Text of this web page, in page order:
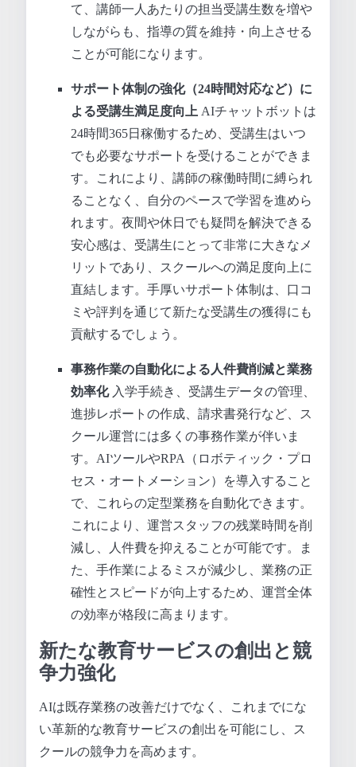
て、講師一人あたりの担当受講生数を増や
しながらも、指導の質を維持・向上させる
ことが可能になります。
サポート体制の強化（24時間対応など）に
よる受講生満足度向上 AIチャットボットは
24時間365日稼働するため、受講生はいつ
でも必要なサポートを受けることができま
す。これにより、講師の稼働時間に縛られ
ることなく、自分のペースで学習を進めら
れます。夜間や休日でも疑問を解決できる
安心感は、受講生にとって非常に大きなメ
リットであり、スクールへの満足度向上に
直結します。手厚いサポート体制は、口コ
ミや評判を通じて新たな受講生の獲得にも
貢献するでしょう。
事務作業の自動化による人件費削減と業務
効率化入学手続き、受講生データの管理、
進捗レポートの作成、請求書発行など、ス
クール運営には多くの事務作業が伴いま
す。AIツールやRPA（ロボティック・プロ
セス・オートメーション）を導入すること
で、これらの定型業務を自動化できます。
これにより、運営スタッフの残業時間を削
減し、人件費を抑えることが可能です。ま
た、手作業によるミスが減少し、業務の正
確性とスピードが向上するため、運営全体
の効率が格段に高まります。
新たな教育サービスの創出と競
争力強化
AIは既存業務の改善だけでなく、これまでにな
い革新的な教育サービスの創出を可能にし、ス
クールの競争力を高めます。